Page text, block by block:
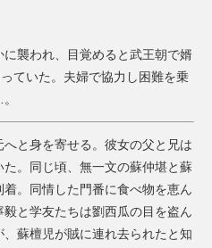
襲われ、目覚めると武王朝で婿
ていた。夫婦で協力し困難を乗
と身を寄せる。彼女の父と兄は
。同じ頃、無一文の蘇仲堪と蘇
。同情した門番に食べ物を恵ん
と学友たちは劉西瓜の目を盗ん
蘇檀児が賊に連れ去られたと知